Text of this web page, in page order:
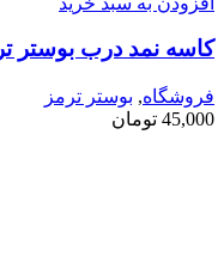
کاسه نمد درب بوستر
فروشگاه, بوستر ترمز
45,000 تومان